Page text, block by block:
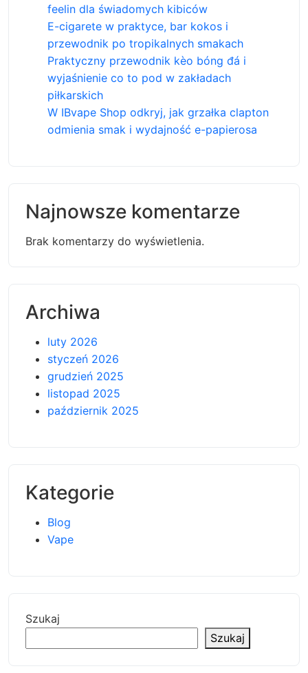
feelin dla świadomych kibiców
E-cigarete w praktyce, bar kokos i
przewodnik po tropikalnych smakach
Praktyczny przewodnik kèo bóng đá i
wyjaśnienie co to pod w zakładach
piłkarskich
W IBvape Shop odkryj, jak grzałka clapton
odmienia smak i wydajność e-papierosa
Najnowsze komentarze
Brak komentarzy do wyświetlenia.
Archiwa
luty 2026
styczeń 2026
grudzień 2025
listopad 2025
październik 2025
Kategorie
Blog
Vape
Szukaj
Szukaj